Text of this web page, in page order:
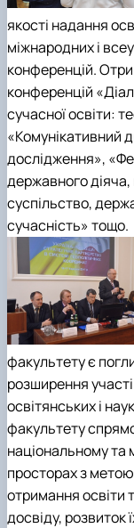
якості надання
міжнародних і
конференцій.
конференцій
сучасної освіти:
«Комунікативний
дослідження»,
державного
суспільство,
сучасність» тощо.
факультету є
розширення
освітянських і
факультету
національному та
просторах з
отримання освіти
досвіду, розвиток